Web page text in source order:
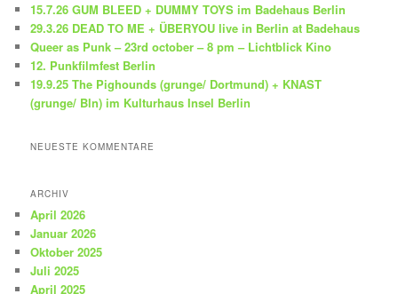
n
15.7.26 GUM BLEED + DUMMY TOYS im Badehaus Berlin
29.3.26 DEAD TO ME + ÜBERYOU live in Berlin at Badehaus
Queer as Punk – 23rd october – 8 pm – Lichtblick Kino
12. Punkfilmfest Berlin
19.9.25 The Pighounds (grunge/ Dortmund) + KNAST
(grunge/ Bln) im Kulturhaus Insel Berlin
NEUESTE KOMMENTARE
ARCHIV
April 2026
Januar 2026
Oktober 2025
Juli 2025
April 2025